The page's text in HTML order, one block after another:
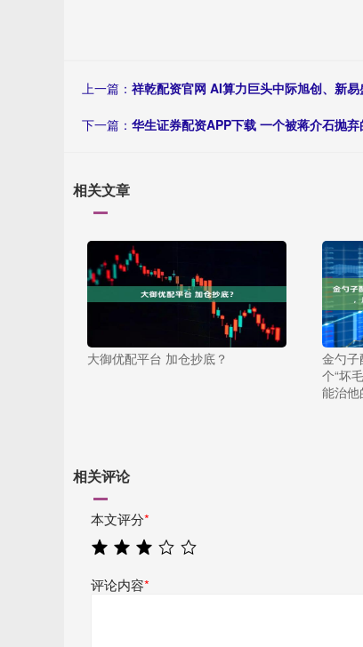
上一篇： 祥乾配资官网 AI算力巨头中际旭创、新
下一篇： 华生证券配资APP下载 一个被蒋介石抛
相关文章
大御优配平台 加仓抄底？
金勺子
个“坏
能治他
相关评论
本文评分*
评论内容*